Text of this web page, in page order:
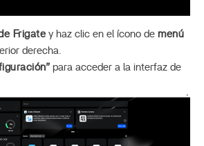
Frigate y haz clic en el ícono demenú
derecha.
para acceder a la interfaz de